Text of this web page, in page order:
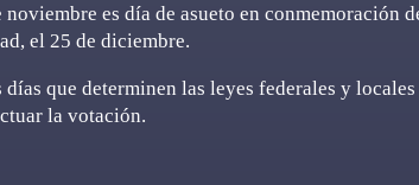
es día de asueto en conmemoración
el 25 de diciembre.
días que determinen las leyes federales y
la votación.